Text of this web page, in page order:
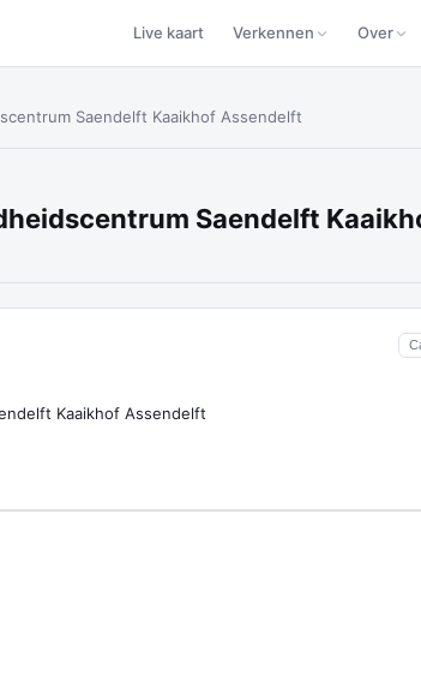
Live kaart Verkennen Over
Saendelft Kaaikhof Assendelft
Saendelft
Kaaikhof Assendelft